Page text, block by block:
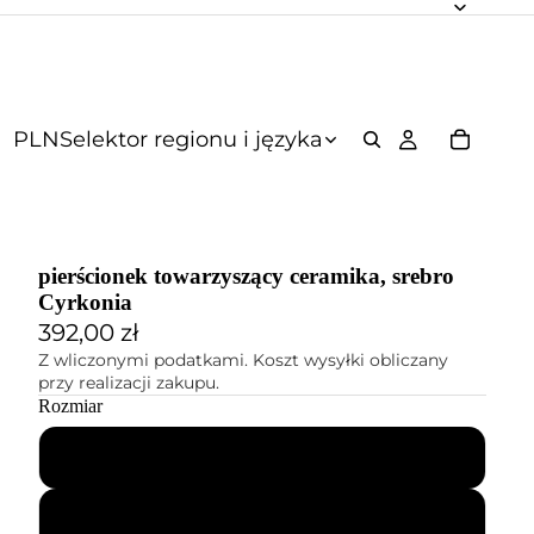
PLNSelektor regionu i języka
pierścionek towarzyszący ceramika, srebro
Cyrkonia
392,00 zł
Z wliczonymi podatkami. Koszt wysyłki obliczany
przy realizacji zakupu.
Rozmiar